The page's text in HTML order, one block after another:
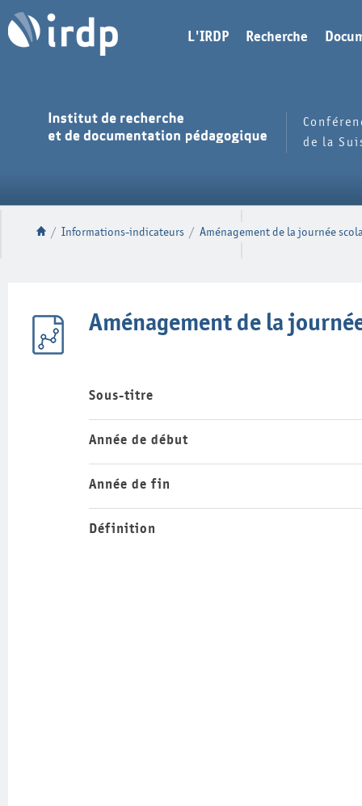
L'IRDP Recherche
de la
/ Informations-indicateurs / Aménagement de la journée
Aménagement de la
Sous-titre
Année de début
Année de fin
Définition